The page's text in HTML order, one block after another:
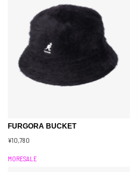
FURGORA BUCKET
¥10,780
MORESALE